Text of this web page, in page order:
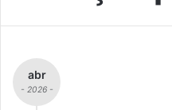
abr
- 2026 -